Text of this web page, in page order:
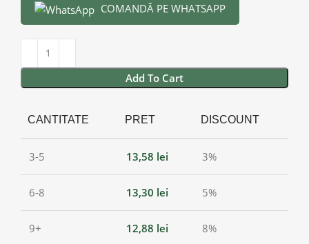
COMANDĂ PE WHATSAPP
Add To Cart
CANTITATE PRET DISCOUNT
3-5 13,58 lei 3%
6-8 13,30 lei 5%
9+ 12,88 lei 8%